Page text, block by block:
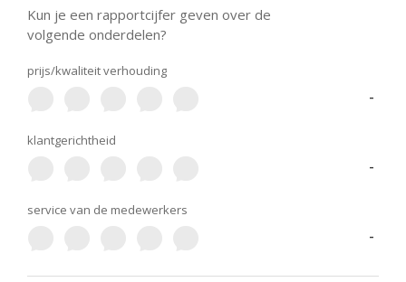
Kun je een rapportcijfer geven over de
volgende onderdelen?
prijs/kwaliteit verhouding
-
klantgerichtheid
-
service van de medewerkers
-